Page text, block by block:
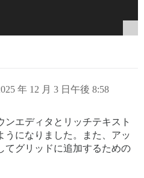
年 12 月 3 日午後 8:58
エディタとリッチテキスト
うになりました。また、アッ
てグリッドに追加するための